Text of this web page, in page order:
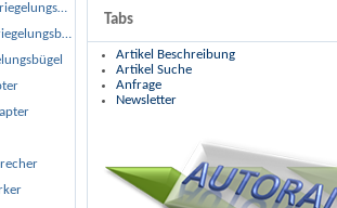
Tabs
Artikel Beschreibung
Artikel Suche
Anfrage
Newsletter